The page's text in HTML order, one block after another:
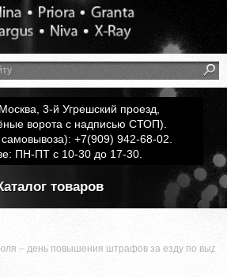
3-й Угрешский проезд,
ворота с надписью СТОП).
+7(909) 942-68-02.
ПН-ПТ с 10-30 до 17-30.
товаров
– день повышения штрафов за езду по